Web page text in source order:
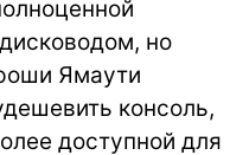
но
Ямаути
консоль,
доступной для